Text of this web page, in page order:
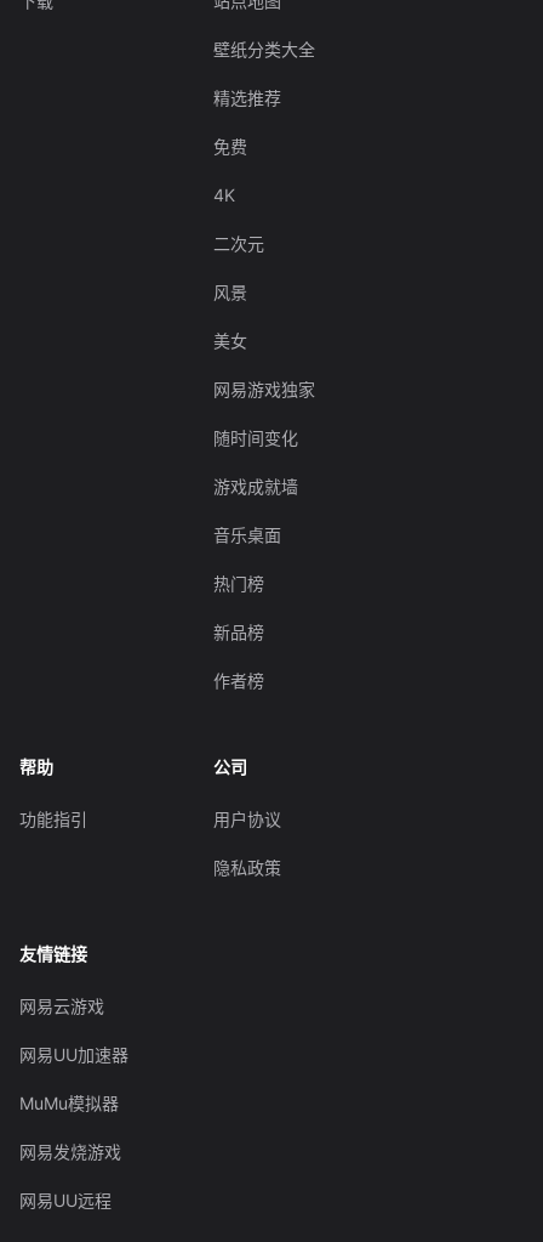
壁纸分类大全
精选推荐
免费
4K
二次元
风景
美女
网易游戏独家
随时间变化
游戏成就墙
音乐桌面
热门榜
新品榜
作者榜
帮助
功能指引
公司
用户协议
隐私政策
友情链接
网易云游戏
网易UU加速器
MuMu模拟器
网易发烧游戏
网易UU远程